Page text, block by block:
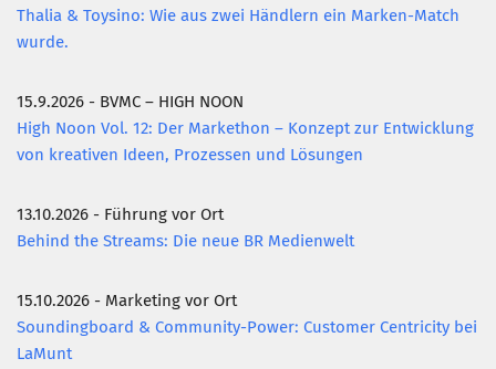
Thalia & Toysino: Wie aus zwei Händlern ein Marken-Match
wurde.
15.9.2026 - BVMC – HIGH NOON
High Noon Vol. 12: Der Markethon – Konzept zur Entwicklung
von kreativen Ideen, Prozessen und Lösungen
13.10.2026 - Führung vor Ort
Behind the Streams: Die neue BR Medienwelt
15.10.2026 - Marketing vor Ort
Soundingboard & Community-Power: Customer Centricity bei
LaMunt